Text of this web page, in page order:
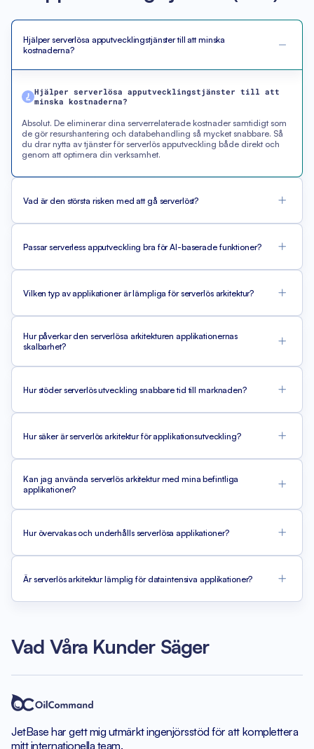
Hjälper serverlösa apputvecklingstjänster till att minska
kostnaderna?
Hjälper serverlösa apputvecklingstjänster till att
minska kostnaderna?
Absolut. De eliminerar dina serverrelaterade kostnader samtidigt som
de gör resurshantering och databehandling så mycket snabbare. Så
du drar nytta av tjänster för serverlös apputveckling både direkt och
genom att optimera din verksamhet.
Vad är den största risken med att gå serverlöst?
Passar serverless apputveckling bra för AI-baserade funktioner?
Vilken typ av applikationer är lämpliga för serverlös arkitektur?
Hur påverkar den serverlösa arkitekturen applikationernas
skalbarhet?
Hur stöder serverlös utveckling snabbare tid till marknaden?
Hur säker är serverlös arkitektur för applikationsutveckling?
Kan jag använda serverlös arkitektur med mina befintliga
applikationer?
Hur övervakas och underhålls serverlösa applikationer?
Är serverlös arkitektur lämplig för dataintensiva applikationer?
Vad Våra Kunder Säger
JetBase har gett mig utmärktingenjörsstöd för att komplettera
mitt internationella team.